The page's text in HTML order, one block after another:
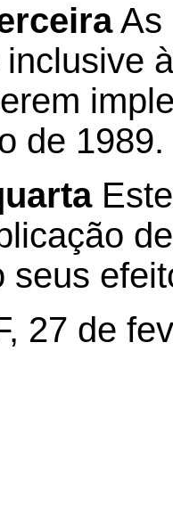
As
de 1989.
Este
seus
27 de